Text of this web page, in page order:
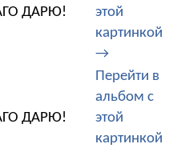
ДАРЮ!
этой
картинкой
→
ДАРЮ!
Перейти в
альбом с
этой
картинкой